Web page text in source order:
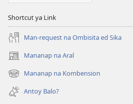
Shortcut ya Link
Man-request na Ombisita ed Sika
Mananap na Aral
(opens
new
window)
Mananap na Kombension
(opens
new
window)
Antoy Balo?